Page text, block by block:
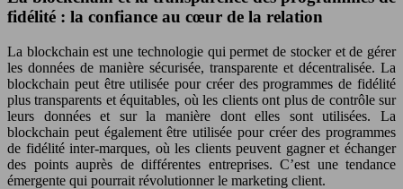
fidélité : la confiance au cœur de la relation
La blockchain est une technologie qui permet de stocker et de gérer
les données de manière sécurisée, transparente et décentralisée. La
blockchain peut être utilisée pour créer des programmes de fidélité
plus transparents et équitables, où les clients ont plus de contrôle sur
leurs données et sur la manière dont elles sont utilisées. La
blockchain peut également être utilisée pour créer des programmes
de fidélité inter-marques, où les clients peuvent gagner et échanger
des points auprès de différentes entreprises. C’est une tendance
émergente qui pourrait révolutionner le marketing client.